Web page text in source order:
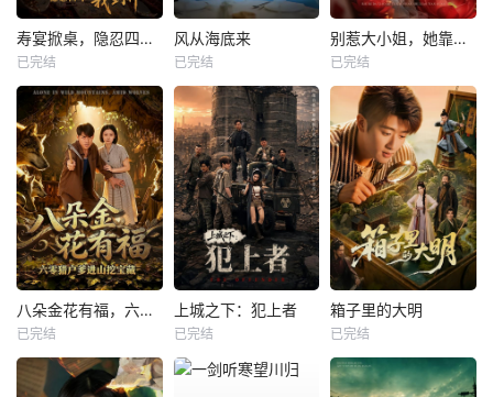
寿宴掀桌，隐忍四年我封神
已完结
风从海底来
已完结
别惹大小姐，她靠山是哮天犬
已完结
八朵金花有福，六零猎户爹进山挖宝藏
已完结
上城之下：犯上者
已完结
箱子里的大明
已完结